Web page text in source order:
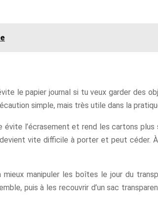
le papier journal si tu veux garder des
simple, mais très utile dans la
l’écrasement et rend les cartons plus
vite difficile à porter et peut céder. À
mieux manipuler les boîtes le jour du
puis à les recouvrir d’un sac